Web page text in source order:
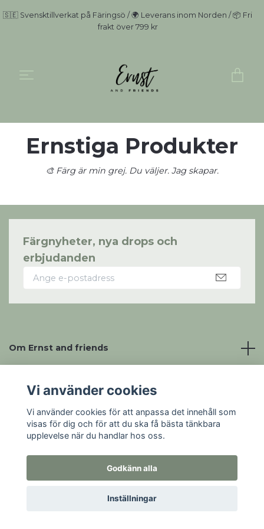
🇸🇪 Svensktillverkat på Färingsö / 🌍 Leverans inom Norden / 📦 Fri
frakt över 799 kr
Ernstiga Produkter
🎨 Färg är min grej. Du väljer. Jag skapar.
Färgnyheter, nya drops och
erbjudanden
Om Ernst and friends
Sociala medier
© 2026 Ernst and friends Powered by Quickbutik
Vi använder cookies
Vi använder cookies för att anpassa det innehåll som
visas för dig och för att du ska få bästa tänkbara
upplevelse när du handlar hos oss.
Godkänn alla
Inställningar